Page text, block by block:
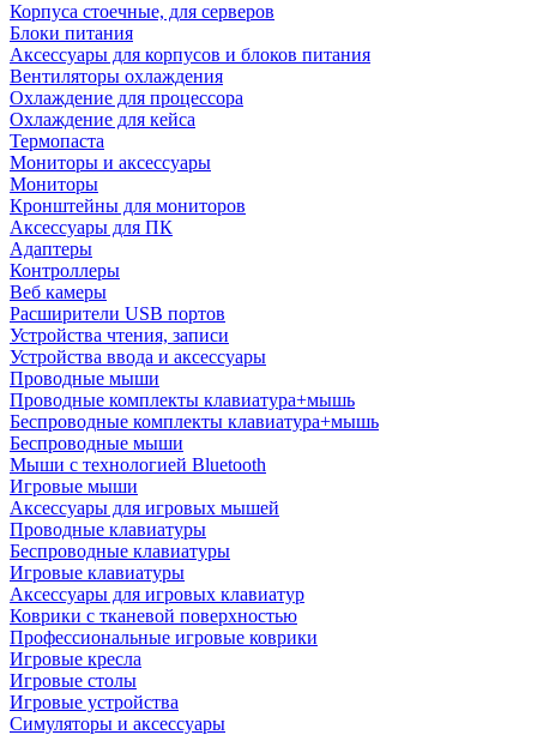
Корпуса стоечные, для серверов
Блоки питания
Аксессуары для корпусов и блоков питания
Вентиляторы охлаждения
Охлаждение для процессора
Охлаждение для кейса
Термопаста
Мониторы и аксессуары
Мониторы
Кронштейны для мониторов
Аксессуары для ПК
Адаптеры
Контроллеры
Веб камеры
Расширители USB портов
Устройства чтения, записи
Устройства ввода и аксессуары
Проводные мыши
Проводные комплекты клавиатура+мышь
Беспроводные комплекты клавиатура+мышь
Беспроводные мыши
Мыши с технологией Bluetooth
Игровые мыши
Аксессуары для игровых мышей
Проводные клавиатуры
Беспроводные клавиатуры
Игровые клавиатуры
Аксессуары для игровых клавиатур
Коврики с тканевой поверхностью
Профессиональные игровые коврики
Игровые кресла
Игровые столы
Игровые устройства
Симуляторы и аксессуары